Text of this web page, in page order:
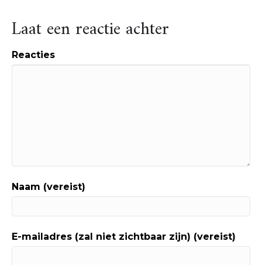
Laat een reactie achter
Reacties
Naam (vereist)
E-mailadres (zal niet zichtbaar zijn) (vereist)